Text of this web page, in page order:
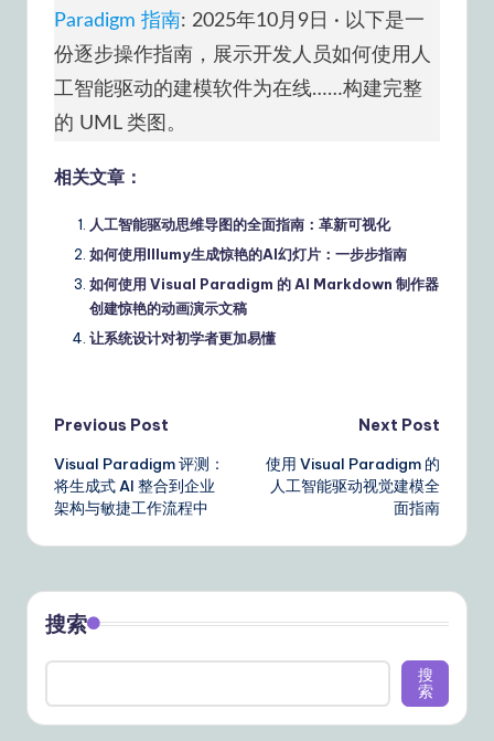
Paradigm 指南: 2025年10月9日 · 以下是一
份逐步操作指南，展示开发人员如何使用人
工智能驱动的建模软件为在线……构建完整
的 UML 类图。
相关文章：
人工智能驱动思维导图的全面指南：革新可视化
如何使用Illumy生成惊艳的AI幻灯片：一步步指南
如何使用 Visual Paradigm 的 AI Markdown 制作器
创建惊艳的动画演示文稿
让系统设计对初学者更加易懂
Post
navigation
Previous Post
Visual Paradigm 评测：
将生成式 AI 整合到企业
架构与敏捷工作流程中
Next Post
使用 Visual Paradigm 的
人工智能驱动视觉建模全
面指南
搜索
搜
索